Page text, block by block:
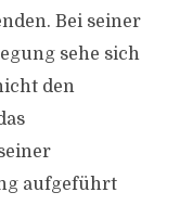
Bei seiner
sehe sich
den
aufgeführt